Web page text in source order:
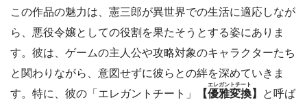
この作品の魅力は、憲三郎が異世界での生活に適応しなが
ら、悪役令嬢としての役割を果たそうとする姿にありま
す。彼は、ゲームの主人公や攻略対象のキャラクターたち
と関わりながら、意図せずに彼らとの絆を深めていきま
す。特に、彼の「エレガントチート」
【優雅変換
エレガントチート
】
と呼ば